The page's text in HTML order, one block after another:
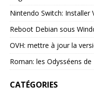
Nintendo Switch: Installer
Reboot Debian sous
OVH: mettre à jour la
Roman: les Odysséens
CATÉGORIES